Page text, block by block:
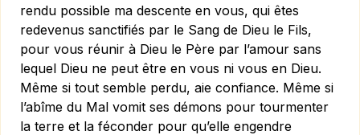
rendu possible ma descente en vous, qui êtes
redevenus sanctifiés par le Sang de Dieu le Fils,
pour vous réunir à Dieu le Père par l’amour sans
lequel Dieu ne peut être en vous ni vous en Dieu.
Même si tout semble perdu, aie confiance. Même si
l’abîme du Mal vomit ses démons pour tourmenter
la terre et la féconder pour qu’elle engendre